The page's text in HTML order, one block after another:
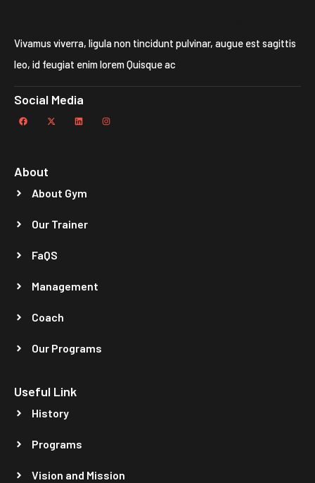
Vivamus viverra, ligula non tincidunt pulvinar, augue est sagittis
leo, id feugiat enim lorem Quisque ac
Social Media
About
About Gym
Our Trainer
FaQS
Management
Coach
Our Programs
Useful Link
History
Programs
Vision and Mission